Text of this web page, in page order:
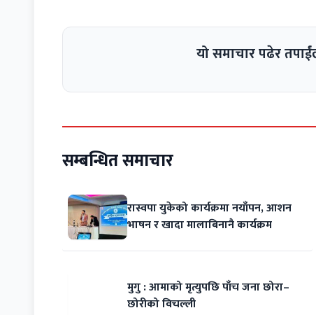
यो समाचार पढेर
सम्बन्धित समाचार
रास्वपा युकेको कार्यक्रमा नयाँपन, आशन
भाषन र खादा मालाबिनानै कार्यक्रम
मुगु : आमाको मृत्युपछि पाँच जना छोरा–
छोरीको विचल्ली